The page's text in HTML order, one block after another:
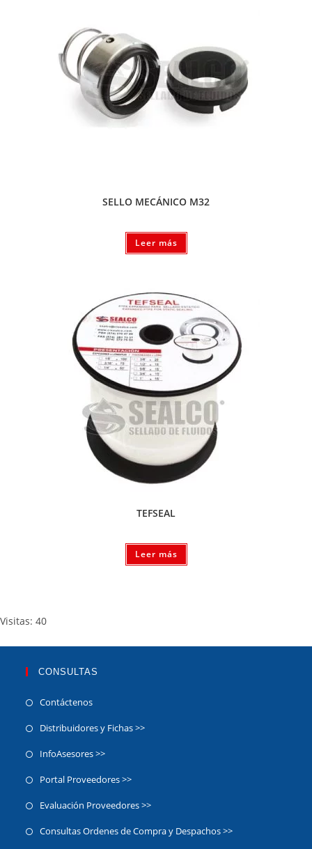
SELLO MECÁNICO M32
Leer más
TEFSEAL
Leer más
Visitas: 40
CONSULTAS
Contáctenos
Distribuidores y Fichas >>
InfoAsesores >>
Portal Proveedores >>
Evaluación Proveedores >>
Consultas Ordenes de Compra y Despachos >>